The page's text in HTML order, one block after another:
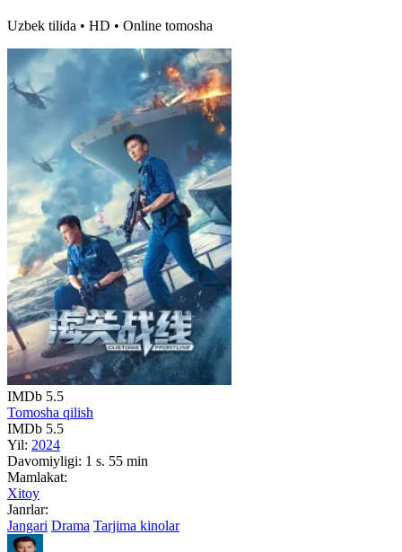
Uzbek tilida • HD • Online tomosha
IMDb 5.5
Tomosha qilish
IMDb 5.5
Yil: 2024
Davomiyligi: 1 s. 55 min
Mamlakat:
Xitoy
Janrlar:
Jangari Drama Tarjima kinolar